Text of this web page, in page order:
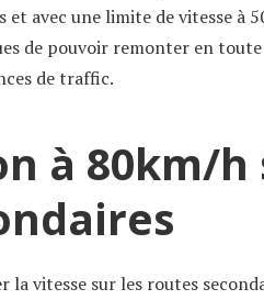
et avec une limite de vitesse à
de pouvoir remonter en
de traffic.
à 80km/h
la vitesse sur les routes